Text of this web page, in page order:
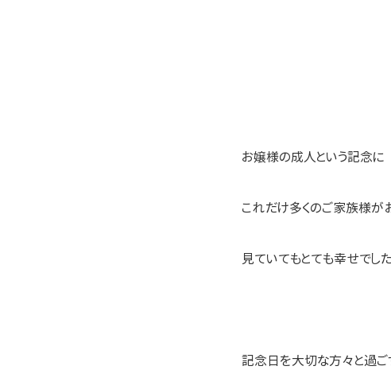
お嬢様の成人という記念に
これだけ多くのご家族様
見ていてもとても幸せでし
記念日を大切な方々と過ご